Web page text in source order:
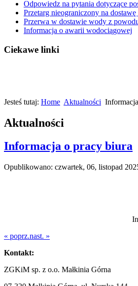
Odpowiedz na pytania dotyczące
Przetarg nieograniczony na
Przerwa w dostawie wody z
Informacja o awarii wodociągowej
Ciekawe linki
Jesteś tutaj: Home Aktualności
Aktualności
Informacja o pracy biura
Opublikowano: czwartek, 06, listopad
« poprz.nast. »
Kontakt:
ZGKiM sp. z o.o. Małkinia Górna